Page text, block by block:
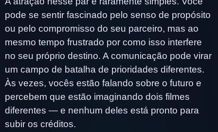
pode se sentir fascinado pelo senso de propósito
ou pelo compromisso do seu parceiro, mas ao
mesmo tempo frustrado por como isso interfere
no seu próprio destino. A comunicação pode virar
um campo de batalha de prioridades diferentes.
Às vezes, vocês estão falando sobre o futuro e
percebem que estão imaginando dois filmes
diferentes — e nenhum deles está pronto para
subir os créditos.